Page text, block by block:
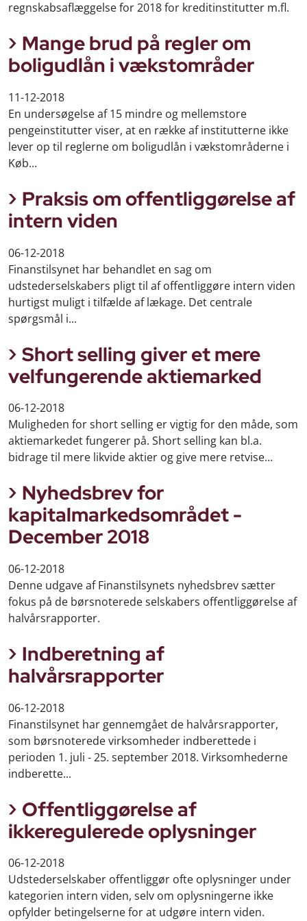
regnskabsaflæggelse for 2018 for kreditinstitutter m.fl.
Mange brud på regler om
boligudlån i vækstområder
11-12-2018
En undersøgelse af 15 mindre og mellemstore
pengeinstitutter viser, at en række af institutterne ikke
lever op til reglerne om boligudlån i vækstområderne i
Køb...
Praksis om offentliggørelse af
intern viden
06-12-2018
Finanstilsynet har behandlet en sag om
udstederselskabers pligt til af offentliggøre intern viden
hurtigst muligt i tilfælde af lækage. Det centrale
spørgsmål i...
Short selling giver et mere
velfungerende aktiemarked
06-12-2018
Muligheden for short selling er vigtig for den måde, som
aktiemarkedet fungerer på. Short selling kan bl.a.
bidrage til mere likvide aktier og give mere retvise...
Nyhedsbrev for
kapitalmarkedsområdet -
December 2018
06-12-2018
Denne udgave af Finanstilsynets nyhedsbrev sætter
fokus på de børsnoterede selskabers offentliggørelse af
halvårsrapporter.
Indberetning af
halvårsrapporter
06-12-2018
Finanstilsynet har gennemgået de halvårsrapporter,
som børsnoterede virksomheder indberettede i
perioden 1. juli - 25. september 2018. Virksomhederne
indberette...
Offentliggørelse af
ikkeregulerede oplysninger
06-12-2018
Udstederselskaber offentliggør ofte oplysninger under
kategorien intern viden, selv om oplysningerne ikke
opfylder betingelserne for at udgøre intern viden.